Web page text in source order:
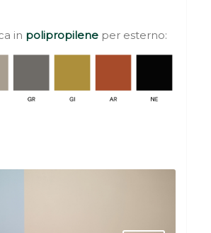
in polipropileneper esterno: